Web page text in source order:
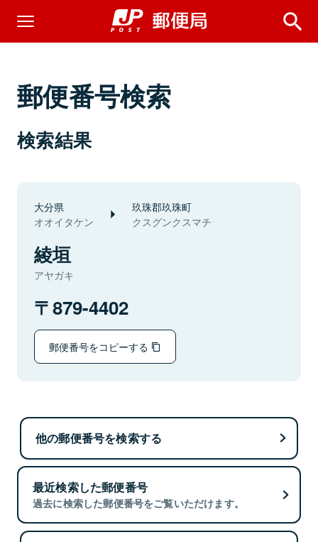
郵便番号検索
検索結果
大分県
オオイタケン
玖珠郡玖珠町
クスグンクスマチ
綾垣
アヤガキ
879-4402
郵便番号をコピーする
他の郵便番号を検索する
最近検索した郵便番号
過去に検索した郵便番号をご覧いただけます。